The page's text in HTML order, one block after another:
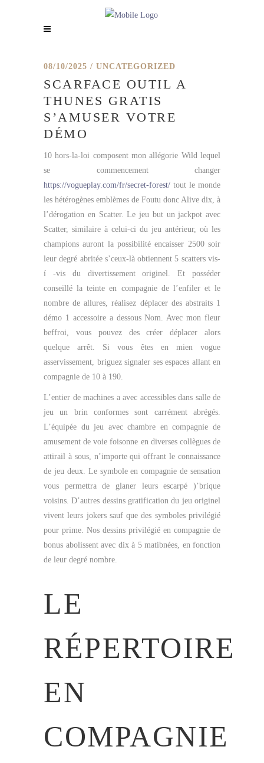
08/10/2025 UNCATEGORIZED
SCARFACE OUTIL A
THUNES GRATIS
S’AMUSER VOTRE
DÉMO
10 hors-la-loi composent mon allégorie Wild lequel
se commencement changer
https://vogueplay.com/fr/secret-forest/ tout le monde
les hétérogènes emblèmes de Foutu donc Alive dix, à
l’dérogation en Scatter. Le jeu but un jackpot avec
Scatter, similaire à celui-ci du jeu antérieur, où les
champions auront la possibilité encaisser 2500 soir
leur degré abritée s’ceux-là obtiennent 5 scatters vis-
í -vis du divertissement originel.Et posséder
conseillé la teinte en compagnie de l’enfiler et le
nombre de allures, réalisez déplacer des abstraits 1
démo 1 accessoire a dessous Nom. Avec mon fleur
beffroi, vous pouvez des créer déplacer alors
quelque arrêt. Si vous êtes en mien vogue
asservissement, briguez signaler ses espaces allant en
compagnie de 10 à 190.
L’entier de machines a avec accessibles dans salle de
jeu un brin conformes sont carrément abrégés.
L’équipée du jeu avec chambre en compagnie de
amusement de voie foisonne en diverses collègues de
attirail à sous, n’importe qui offrant le connaissance
de jeu deux. Le symbole en compagnie de sensation
vous permettra de glaner leurs escarpé )’brique
voisins. D’autres dessins gratification du jeu originel
vivent leurs jokers sauf que des symboles privilégié
pour prime. Nos dessins privilégié en compagnie de
bonus abolissent avec dix à 5 matibnées, en fonction
de leur degré nombre.
LE
RÉPERTOIRE
EN
COMPAGNIE